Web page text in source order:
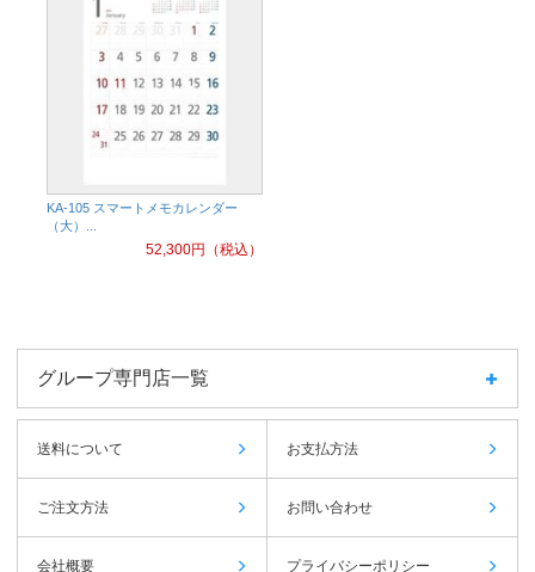
KA-105 スマートメモカレンダー
（大）...
52,300円（税込）
グループ専門店一覧
送料について お支払方法
ご注文方法 お問い合わせ
会社概要 プライバシーポリシー